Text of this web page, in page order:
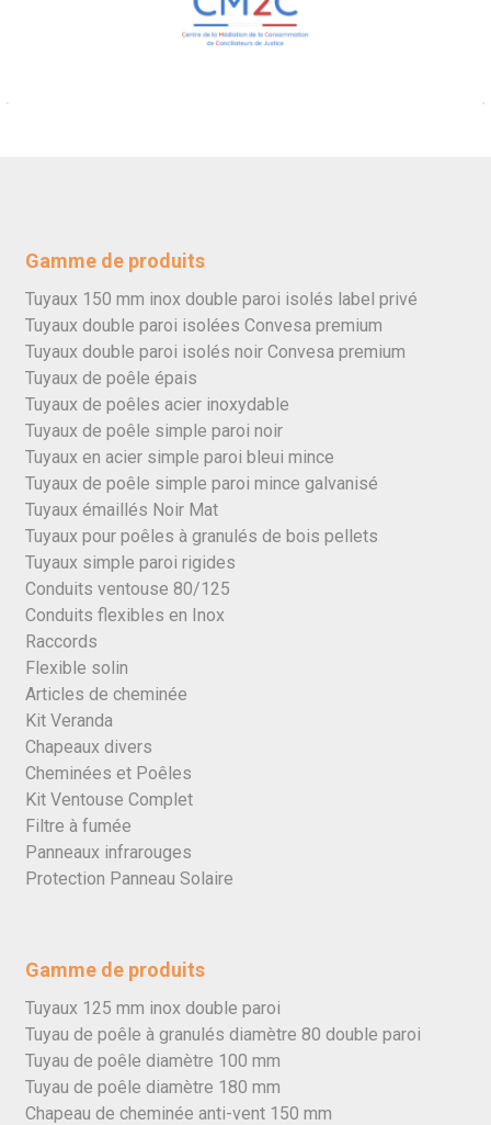
Gamme de produits
Tuyaux 150 mm inox double paroi isolés label privé
Tuyaux double paroi isolées Convesa premium
Tuyaux double paroi isolés noir Convesa premium
Tuyaux de poêle épais
Tuyaux de poêles acier inoxydable
Tuyaux de poêle simple paroi noir
Tuyaux en acier simple paroi bleui mince
Tuyaux de poêle simple paroi mince galvanisé
Tuyaux émaillés Noir Mat
Tuyaux pour poêles à granulés de bois pellets
Tuyaux simple paroi rigides
Conduits ventouse 80/125
Conduits flexibles en Inox
Raccords
Flexible solin
Articles de cheminée
Kit Veranda
Chapeaux divers
Cheminées et Poêles
Kit Ventouse Complet
Filtre à fumée
Panneaux infrarouges
Protection Panneau Solaire
Gamme de produits
Tuyaux 125 mm inox double paroi
Tuyau de poêle à granulés diamètre 80 double paroi
Tuyau de poêle diamètre 100 mm
Tuyau de poêle diamètre 180 mm
Chapeau de cheminée anti-vent 150 mm